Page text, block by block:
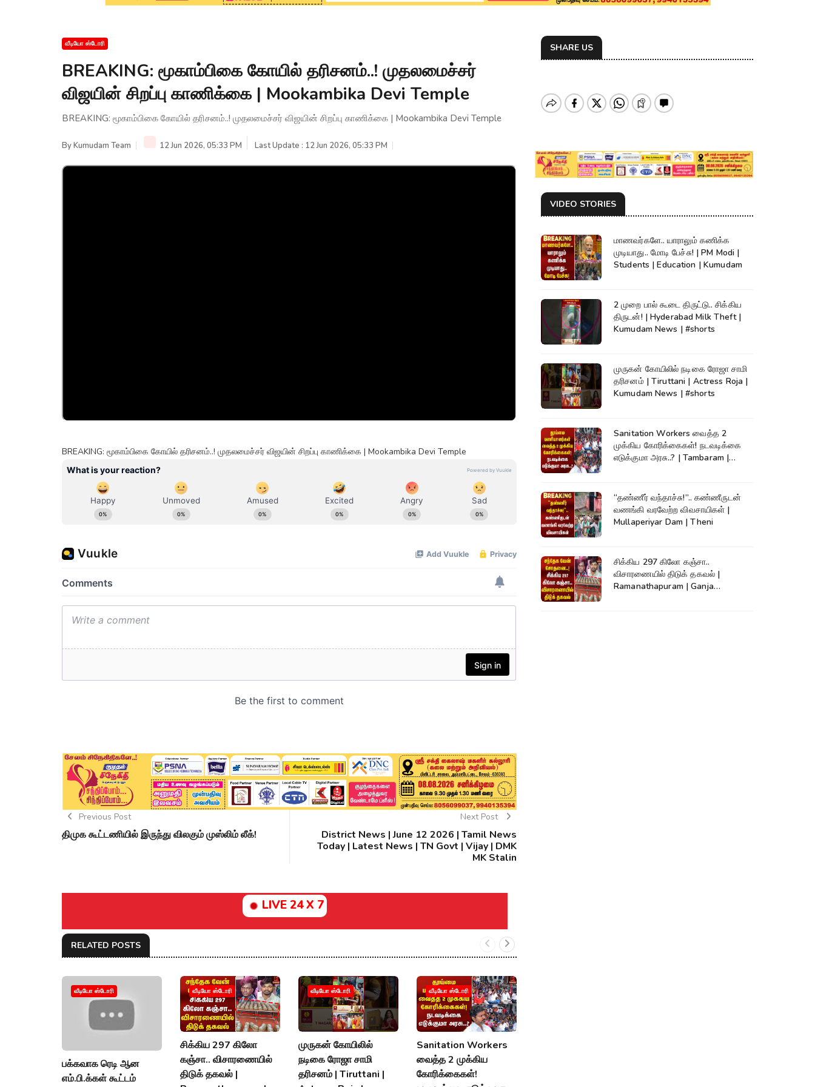
வீடியோ ஸ்டோரி
BREAKING: மூகாம்பிகை கோயில் தரிசனம்..! முதலமைச்சர்
விஜயின் சிறப்பு காணிக்கை | Mookambika Devi Temple
BREAKING: மூகாம்பிகை கோயில் தரிசனம்..! முதலமைச்சர் விஜயின் சிறப்பு காணிக்கை | Mookambika Devi Temple
ByKumudam Team 12 Jun 2026, 05:33 PM Last Update : 12 Jun 2026, 05:33 PM
BREAKING: மூகாம்பிகை கோயில் தரிசனம்..! முதலமைச்சர் விஜயின் சிறப்பு காணிக்கை | Mookambika Devi Temple
Previous Post
திமுக கூட்டணியில் இருந்து விலகும் முஸ்லிம் லீக்!
Next Post
District News | June 12 2026 | Tamil News
Today | Latest News | TN Govt | Vijay | DMK
MK Stalin
LIVE 24 X 7
RELATED POSTS
வீடியோ ஸ்டோரி
பக்கவாக ரெடி ஆன
எம்.பி.க்கள் கூட்டம்
வீடியோ ஸ்டோரி
சிக்கிய 297 கிலோ
கஞ்சா.. விசாரணையில்
திடுக் தகவல் |
வீடியோ ஸ்டோரி
முருகன் கோயிலில்
நடிகை ரோஜா சாமி
தரிசனம் | Tiruttani |
வீடியோ ஸ்டோரி
Sanitation Workers
வைத்த 2 முக்கிய
கோரிக்கைகள்!
SHARE US
VIDEO STORIES
மாணவர்களே.. யாராலும் கணிக்க
முடியாது.. மோடி பேச்சு! | PM Modi |
Students | Education | Kumudam
2 முறை பால் கூடை திருட்டு.. சிக்கிய
திருடன்! | Hyderabad Milk Theft |
Kumudam News | #shorts
முருகன் கோயிலில் நடிகை ரோஜா சாமி
தரிசனம் | Tiruttani | Actress Roja |
Kumudam News | #shorts
Sanitation Workers வைத்த 2
முக்கிய கோரிக்கைகள்! நடவடிக்கை
எடுக்குமா அரசு..? | Tambaram |
“தண்ணீர் வந்தாச்சு!”.. கண்ணீருடன்
வணங்கி வரவேற்ற விவசாயிகள் |
Mullaperiyar Dam | Theni
சிக்கிய 297 கிலோ கஞ்சா..
விசாரணையில் திடுக் தகவல் |
Ramanathapuram | Ganja